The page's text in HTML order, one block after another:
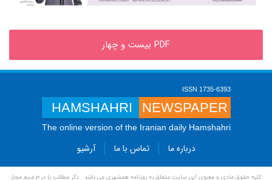
PDF بیست و چهار
ISSN 1735-6393
HAMSHAHRI NEWSPAPER
The online version of the Iranian daily Hamshahri
درباره ما تماس با ما آرشیو
کلیه حقوق مادی و معنوی این سایت متعلق به روزنامه همشهری می باشد . ذکر مطالب با درج منبع مجاز